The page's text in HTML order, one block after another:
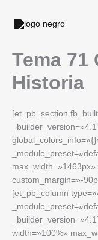
Tema 71
Historia
[et_pb_section
custom_margin=»-
[et_pb_column
width=»100%»